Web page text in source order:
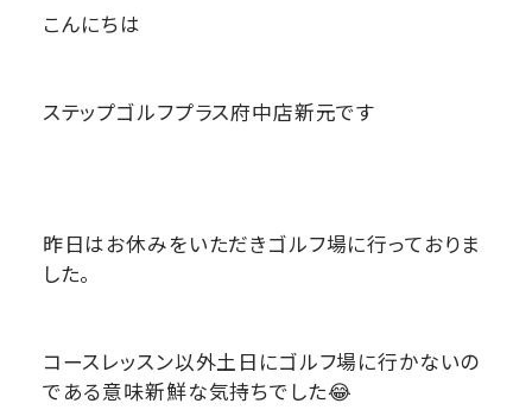
こんにちは
ステップゴルフプラス府中店新元です
昨日はお休みをいただきゴルフ場に行っておりま
した。
コースレッスン以外土日にゴルフ場に行かないの
である意味新鮮な気持ちでした😂